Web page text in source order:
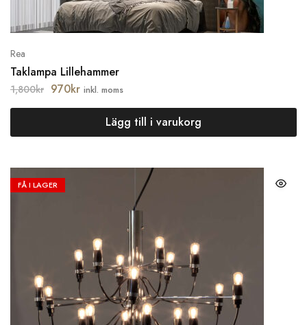
Rea
Taklampa Lillehammer
1,800kr 970kr inkl. moms
Lägg till i varukorg
FÅ I LAGER